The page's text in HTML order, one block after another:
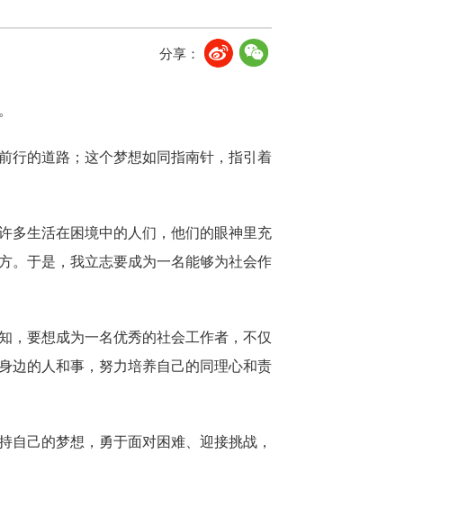
分享：
行的道路；这个梦想如同指南针，指引着
多生活在困境中的人们，他们的眼神里充
。于是，我立志要成为一名能够为社会作
，要想成为一名优秀的社会工作者，不仅
边的人和事，努力培养自己的同理心和责
自己的梦想，勇于面对困难、迎接挑战，